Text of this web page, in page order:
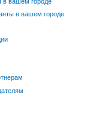
в вашем городе